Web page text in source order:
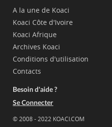
A la une de Koaci
Koaci Côte d'Ivoire
Koaci Afrique
Archives Koaci
Conditions d'utilisation
Contacts
Besoin d'aide ?
Se Connecter
© 2008 - 2022 KOACI.COM